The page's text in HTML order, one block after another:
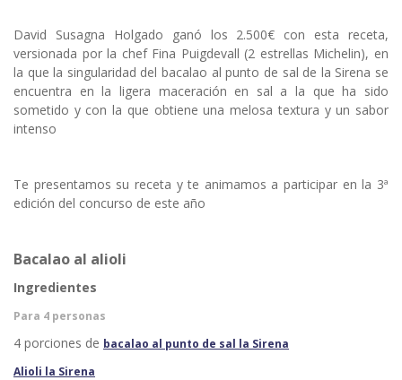
David Susagna Holgado ganó los 2.500€ con esta receta,
versionada por la chef Fina Puigdevall (2 estrellas Michelin), en
la que la singularidad del bacalao al punto de sal de la Sirena se
encuentra en la ligera maceración en sal a la que ha sido
sometido y con la que obtiene una melosa textura y un sabor
intenso
Te presentamos su receta y te animamos a participar en la 3ª
edición del concurso de este año
Bacalao al alioli
Ingredientes
Para 4 personas
4 porciones de bacalao al punto de sal la Sirena
Alioli la Sirena